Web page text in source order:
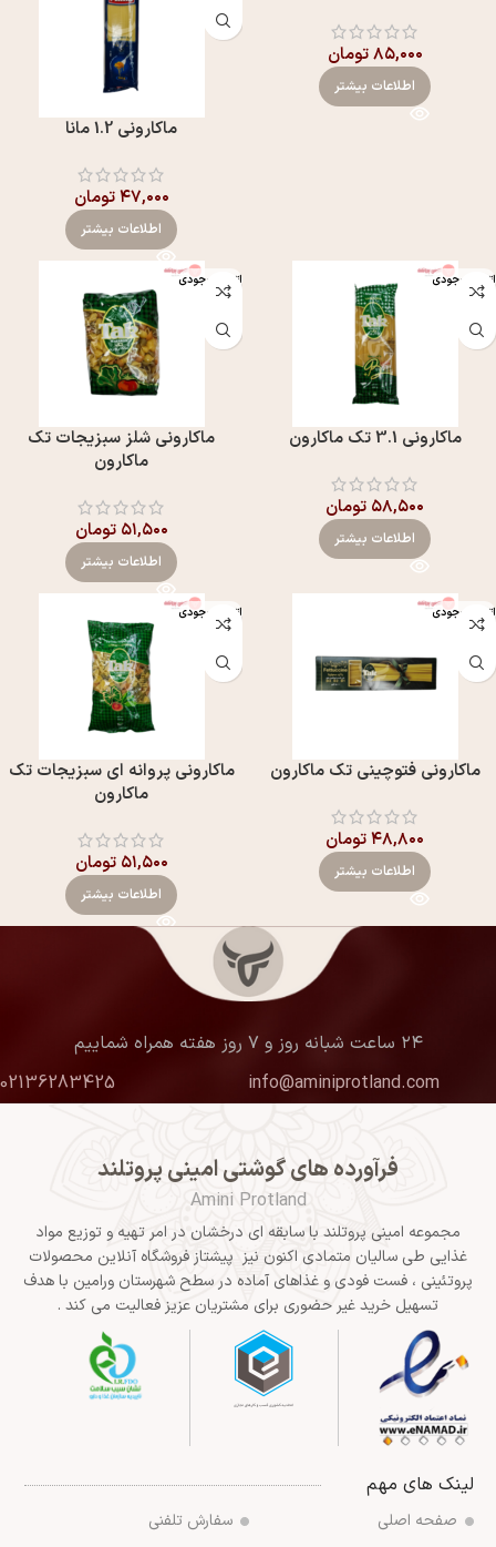
۸۵,۰۰۰تومان
اطلاعات بیشتر
ماکارونی 1.2 مانا
۴۷,۰۰۰تومان
اطلاعات بیشتر
اتمام موجودی
ماکارونی 3.1 تک ماکارون
۵۸,۵۰۰ تومان
اطلاعات بیشتر
اتمام موجودی
ماکارونی شلز سبزیجات تک
ماکارون
۵۱,۵۰۰ تومان
اطلاعات بیشتر
اتمام موجودی
ماکارونی فتوچینی تک ماکارون
۴۸,۸۰۰تومان
اطلاعات بیشتر
اتمام موجودی
ماکارونی پروانه ای سبزیجات تک
ماکارون
۵۱,۵۰۰ تومان
اطلاعات بیشتر
۲۴ ساعت شبانه روز و ۷ روز هفته همراه شماییم
info@aminiprotland.com
02136283425
فرآورده های گوشتی امینی پروتلند
Amini Protland
مجموعه امینی پروتلند با سابقه ای درخشان در امر تهیه و توزیع مواد
غذایی طی سالیان متمادی اکنون نیز پیشتاز فروشگاه آنلاین محصولات
پروتئینی ، فست فودی و غذاهای آماده در سطح شهرستان ورامین با هدف
تسهیل خرید غیر حضوری برای مشتریان عزیز فعالیت می کند .
لینک های مهم
صفحه اصلی
سفارش تلفنی